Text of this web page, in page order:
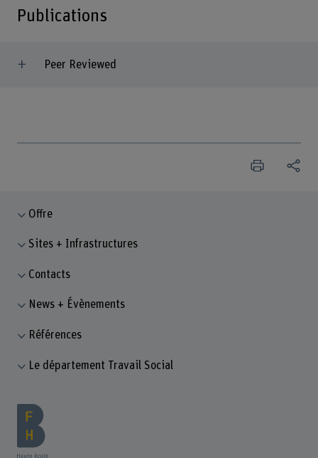
Publications
Peer Reviewed
Offre
Sites + Infrastructures
Contacts
News + Évènements
Références
Le département Travail Social